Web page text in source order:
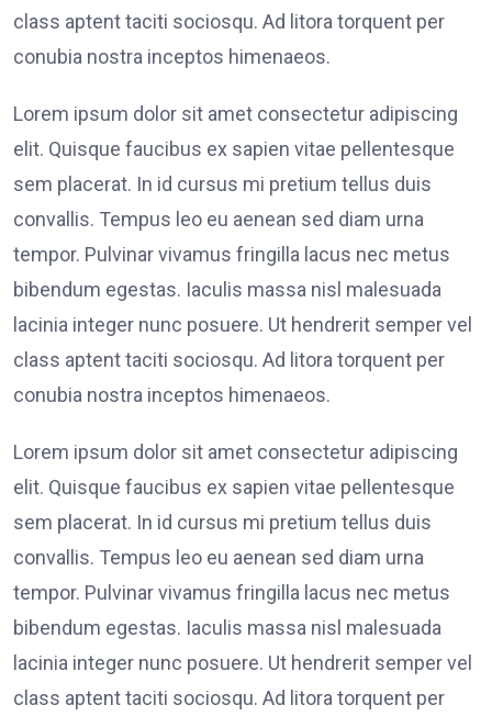
class aptent taciti sociosqu. Ad litora torquent per
conubia nostra inceptos himenaeos.
Lorem ipsum dolor sit amet consectetur adipiscing
elit. Quisque faucibus ex sapien vitae pellentesque
sem placerat. In id cursus mi pretium tellus duis
convallis. Tempus leo eu aenean sed diam urna
tempor. Pulvinar vivamus fringilla lacus nec metus
bibendum egestas. Iaculis massa nisl malesuada
lacinia integer nunc posuere. Ut hendrerit semper vel
class aptent taciti sociosqu. Ad litora torquent per
conubia nostra inceptos himenaeos.
Lorem ipsum dolor sit amet consectetur adipiscing
elit. Quisque faucibus ex sapien vitae pellentesque
sem placerat. In id cursus mi pretium tellus duis
convallis. Tempus leo eu aenean sed diam urna
tempor. Pulvinar vivamus fringilla lacus nec metus
bibendum egestas. Iaculis massa nisl malesuada
lacinia integer nunc posuere. Ut hendrerit semper vel
class aptent taciti sociosqu. Ad litora torquent per